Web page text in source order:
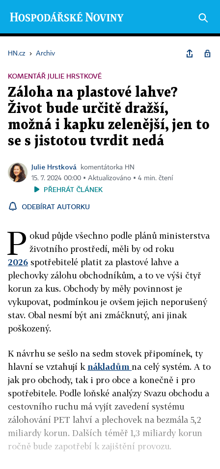
HN.cz › Archiv
KOMENTÁŘ JULIE HRSTKOVÉ
Záloha na plastové lahve?
Život bude určitě dražší,
možná i kapku zelenější, jen to
se s jistotou tvrdit nedá
Julie Hrstková
komentátorka HN
15. 7. 2024 00:00 ▪ Aktualizováno ▪ 4 min. čtení
PŘEHRÁT ČLÁNEK
ODEBÍRAT AUTORKU
P okud půjde všechno podle plánů ministerstva
životního prostředí, měli by od roku
2026 spotřebitelé platit za plastové lahve a
plechovky zálohu obchodníkům, a to ve výši čtyř
korun za kus. Obchody by měly povinnost je
vykupovat, podmínkou je ovšem jejich neporušený
stav. Obal nesmí být ani zmáčknutý, ani jinak
poškozený.
K návrhu se sešlo na sedm stovek připomínek, ty
hlavní se vztahují k nákladům na celý systém. A to
jak pro obchody, tak i pro obce a konečně i pro
spotřebitele. Podle loňské analýzy Svazu obchodu a
cestovního ruchu má vyjít zavedení systému
zálohování PET lahví a plechovek na bezmála 5,2
miliardy korun. Dalších téměř 1,3 miliardy korun
ročně bude zapotřebí k zajištění provozu.